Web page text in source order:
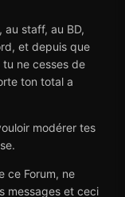
staff, au BD,
et depuis que
ne cesses de
ton total a
modérer tes
ce Forum, ne
messages et ceci